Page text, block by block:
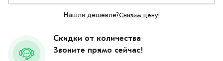
Нашли дешевле?Снизим цену!
Скидки от количества
Звоните прямо сейчас!